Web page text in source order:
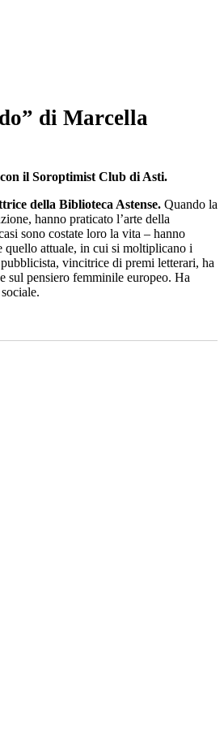
di Marcella
il Soroptimist Club di Asti.
della Biblioteca Astense. Quando la
hanno praticato l’arte della
sono costate loro la vita – hanno
quello attuale, in cui si moltiplicano i
vincitrice di premi letterari, ha
sul pensiero femminile europeo. Ha